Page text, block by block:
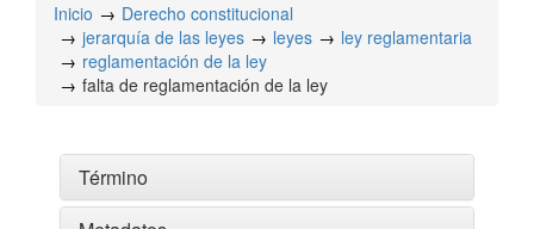
Inicio
Derecho constitucional
jerarquía de las leyes
leyes
ley reglamentaria
reglamentación de la ley
falta de reglamentación de la ley
Término